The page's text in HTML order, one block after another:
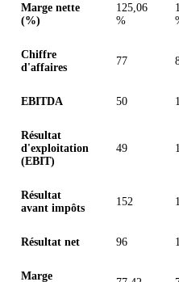
Marge nette
(%)
125,06
%
Chiffre
d'affaires
77
EBITDA 50
Résultat
d'exploitation
(EBIT)
49
Résultat
avant impôts
152
Résultat net 96
Marge